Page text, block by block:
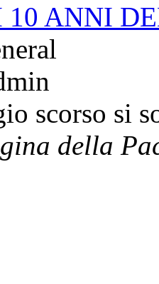
10 ANNI
scorso si
della